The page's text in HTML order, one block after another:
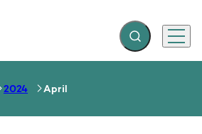
Fold søgefelt ud
Menu
2024 April